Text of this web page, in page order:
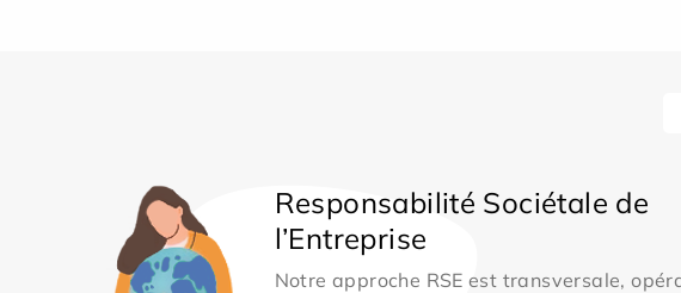
Responsabilité Sociétale de
l’Entreprise
Notre approche RSE est transversale,